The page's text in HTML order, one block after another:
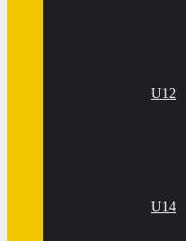
U12
U14